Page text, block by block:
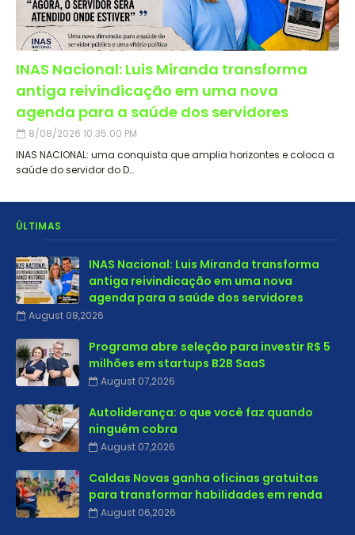
INAS Nacional: Luis Miranda transforma
antiga reivindicação em uma nova
agenda para a saúde dos servidores
8/08/2026 10:35:00 PM
INAS NACIONAL: uma conquista que amplia horizontes e coloca a
saúde do servidor do D…
ÚLTIMAS
INAS Nacional: Luis Miranda transforma
antiga reivindicação em uma nova
agenda para a saúde dos servidores
August 08,2026
Programa abre seleção para investir R$ 5
milhões em startups B2B SaaS
August 07,2026
Autoliderança: o que você faz quando
ninguém cobra
August 07,2026
Caldas Novas ganha oficinas gratuitas
para transformar habilidades em renda
August 06,2026